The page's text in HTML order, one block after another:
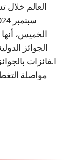
الخميس،
الفائزات
مواصلة